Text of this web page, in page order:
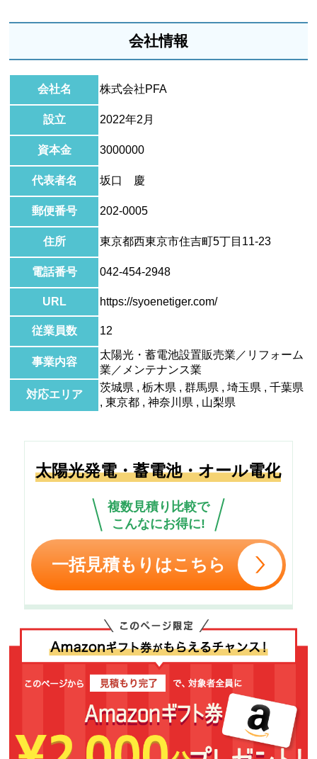
会社情報
会社名 株式会社PFA
設立 2022年2月
資本金 3000000
代表者名 坂口 慶
郵便番号 202-0005
住所 東京都西東京市住吉町5丁目11-23
電話番号 042-454-2948
URL https://syoenetiger.com/
従業員数 12
事業内容
太陽光・蓄電池設置販売業／リフォーム
業／メンテナンス業
対応エリア
茨城県 , 栃木県 , 群馬県 , 埼玉県 , 千葉県
, 東京都 , 神奈川県 , 山梨県
太陽光発電・蓄電池・オール電化
複数見積り比較で
こんなにお得に!
一括見積もりはこちら